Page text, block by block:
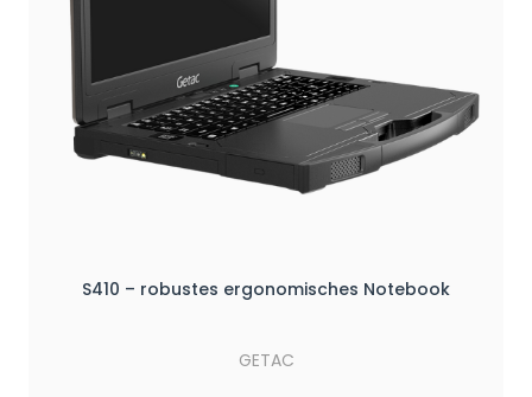
S410 – robustes ergonomisches Notebook
GETAC